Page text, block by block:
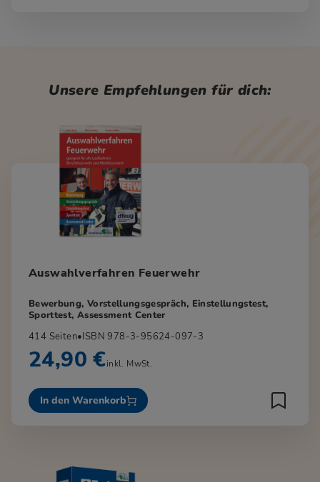
Unsere Empfehlungen für dich:
Auswahlverfahren Feuerwehr
Bewerbung, Vorstellungsgespräch, Einstellungstest,
Sporttest, Assessment Center
414 Seiten•ISBN 978-3-95624-097-3
24,90 €inkl. MwSt.
In den Warenkorb